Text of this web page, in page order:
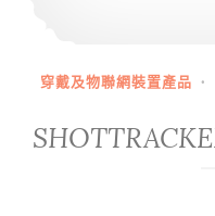
穿戴及物聯網裝置產品 ·